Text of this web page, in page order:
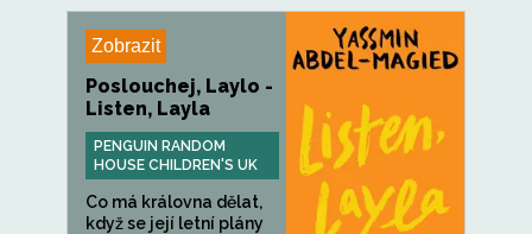
Zobrazit
Poslouchej, Laylo -
Listen, Layla
PENGUIN RANDOM
HOUSE CHILDREN'S UK
Co má královna dělat,
když se její letní plány